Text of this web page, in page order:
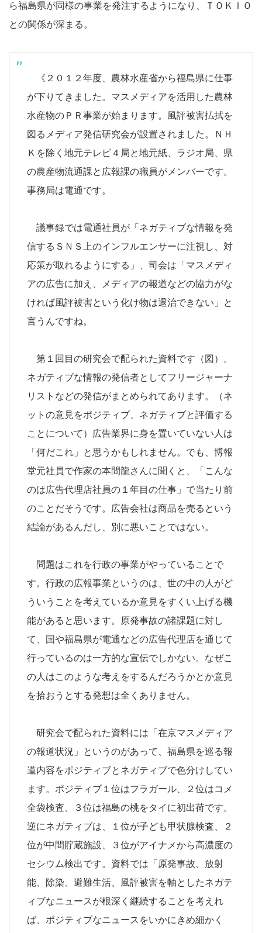
ら福島県が同様の事業を発注するようになり、ＴＯＫＩＯ
との関係が深まる。
《２０１２年度、農林水産省から福島県に仕事
が下りてきました。マスメディアを活用した農林
水産物のＰＲ事業が始まります。風評被害払拭を
図るメディア発信研究会が設置されました。ＮＨ
Ｋを除く地元テレビ４局と地元紙、ラジオ局、県
の農産物流通課と広報課の職員がメンバーです。
事務局は電通です。
議事録では電通社員が「ネガティブな情報を発
信するＳＮＳ上のインフルエンサーに注視し、対
応策が取れるようにする」、司会は「マスメディ
アの広告に加え、メディアの報道などの協力がな
ければ風評被害という化け物は退治できない」と
言うんですね。
第１回目の研究会で配られた資料です（図）。
ネガティブな情報の発信者としてフリージャーナ
リストなどの発信がまとめられてあります。（ネ
ットの意見をポジティブ、ネガティブと評価する
ことについて）広告業界に身を置いていない人は
「何だこれ」と思うかもしれません。でも、博報
堂元社員で作家の本間龍さんに聞くと、「こんな
のは広告代理店社員の１年目の仕事」で当たり前
のことだそうです。広告会社は商品を売るという
結論があるんだし、別に悪いことではない。
問題はこれを行政の事業がやっていることで
す。行政の広報事業というのは、世の中の人がど
ういうことを考えているか意見をすくい上げる機
能があると思います。原発事故の諸課題に対し
て、国や福島県が電通などの広告代理店を通じて
行っているのは一方的な宣伝でしかない。なぜこ
の人はこのような考えをするんだろうかとか意見
を拾おうとする発想は全くありません。
研究会で配られた資料には「在京マスメディア
の報道状況」というのがあって、福島県を巡る報
道内容をポジティブとネガティブで色分けしてい
ます。ポジティブ１位はフラガール、２位はコメ
全袋検査、３位は福島の桃をタイに初出荷です。
逆にネガティブは、１位が子ども甲状腺検査、２
位が中間貯蔵施設、３位がアイナメから高濃度の
セシウム検出です。資料では「原発事故、放射
能、除染、避難生活、風評被害を軸としたネガテ
ィブなニュースが根深く継続することを考えれ
ば、ポジティブなニュースをいかにきめ細かく